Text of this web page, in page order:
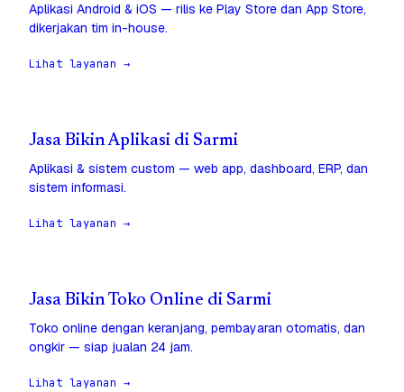
Aplikasi Android & iOS — rilis ke Play Store dan App Store,
dikerjakan tim in-house.
Lihat layanan →
Jasa Bikin Aplikasi di Sarmi
Aplikasi & sistem custom — web app, dashboard, ERP, dan
sistem informasi.
Lihat layanan →
Jasa Bikin Toko Online di Sarmi
Toko online dengan keranjang, pembayaran otomatis, dan
ongkir — siap jualan 24 jam.
Lihat layanan →